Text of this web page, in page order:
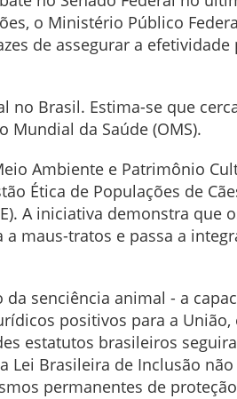
o Ministério Público
de assegurar a
Brasil. Estima-se que
Mundial da Saúde (OMS).
Ambiente e Patrimônio
Ética de Populações de
A iniciativa demonstra que
maus-tratos e passa a
senciência animal - a
positivos para a
estatutos brasileiros
Lei Brasileira de Inclusão
permanentes de